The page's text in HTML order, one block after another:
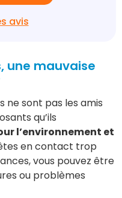
avis
une mauvaise
ne sont pas les amis
qu’ils
l’environnement et
en contact trop
vous pouvez être
ou problèmes